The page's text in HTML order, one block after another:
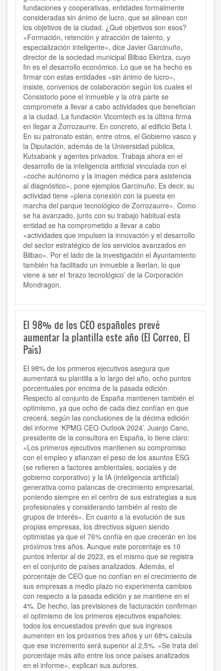
fundaciones y cooperativas, entidades formalmente
consideradas sin ánimo de lucro, que se alinean con
los objetivos de la ciudad. ¿Qué objetivos son esos?
«Formación, retención y atracción de talento, y
especialización inteligente», dice Javier Garcinuño,
director de la sociedad municipal Bilbao Ekintza, cuyo
fin es el desarrollo económico. Lo que se ha hecho es
firmar con estas entidades «sin ánimo de lucro»,
insiste, convenios de colaboración según los cuales el
Consistorio pone el inmueble y la otra parte se
compromete a llevar a cabo actividades que benefician
a la ciudad. La fundación Vicomtech es la última firma
en llegar a Zorrozaurre. En concreto, al edificio Beta I.
En su patronato están, entre otros, el Gobierno vasco y
la Diputación, además de la Universidad pública,
Kutxabank y agentes privados. Trabaja ahora en el
desarrollo de la inteligencia artificial vinculada con el
«coche autónomo y la imagen médica para asistencia
al diagnóstico», pone ejemplos Garcinuño. Es decir, su
actividad tiene «plena conexión con la puesta en
marcha del parque tecnológico de Zorrozaurre». Como
se ha avanzado, junto con su trabajo habitual esta
entidad se ha comprometido a llevar a cabo
«actividades que impulsen la innovación y el desarrollo
del sector estratégico de los servicios avanzados en
Bilbao». Por el lado de la investigación el Ayuntamiento
también ha facilitado un inmueble a Ikerlan, lo que
viene a ser el ‘brazo tecnológico’ de la Corporación
Mondragon.
El 98% de los CEO españoles prevé
aumentar la plantilla este año (El Correo, El
País)
El 98% de los primeros ejecutivos asegura que
aumentará su plantilla a lo largo del año, ocho puntos
porcentuales por encima de la pasada edición.
Respecto al conjunto de España mantienen también el
optimismo, ya que ocho de cada diez confían en que
crecerá, según las conclusiones de la décima edición
del informe ‘KPMG CEO Outlook 2024’. Juanjo Cano,
presidente de la consultora en España, lo tiene claro:
«Los primeros ejecutivos mantienen su compromiso
con el empleo y afianzan el peso de los asuntos ESG
(se refieren a factores ambientales, sociales y de
gobierno corporativo) y la IA (inteligencia artificial)
generativa como palancas de crecimiento empresarial,
poniendo siempre en el centro de sus estrategias a sus
profesionales y considerando también al resto de
grupos de interés». En cuanto a la evolución de sus
propias empresas, los directivos siguen siendo
optimistas ya que el 76% confía en que crecerán en los
próximos tres años. Aunque este porcentaje es 10
puntos inferior al de 2023, es el mismo que se registra
en el conjunto de países analizados. Además, el
porcentaje de CEO que no confían en el crecimiento de
sus empresas a medio plazo no experimenta cambios
con respecto a la pasada edición y se mantiene en el
4%. De hecho, las previsiones de facturación confirman
el optimismo de los primeros ejecutivos españoles:
todos los encuestados prevén que sus ingresos
aumenten en los próximos tres años y un 68% calcula
que ese incremento será superior al 2,5%. «Se trata del
porcentaje más alto entre los once países analizados
en el informe», explican sus autores.